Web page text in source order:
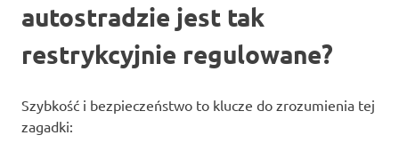
autostradzie jest tak
restrykcyjnie regulowane?
Szybkość i bezpieczeństwo to klucze do zrozumienia tej
zagadki: